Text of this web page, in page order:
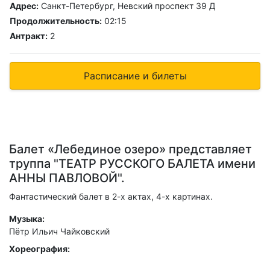
Адрес: Санкт-Петербург, Невский проспект 39 Д
Продолжительность: 02:15
Антракт: 2
Расписание и билеты
Балет «Лебединое озеро» представляет
труппа "ТЕАТР РУССКОГО БАЛЕТА имени
АННЫ ПАВЛОВОЙ".
Фантастический балет в 2-х актах, 4-х картинах.
Музыка:
Пётр Ильич Чайковский
Хореография: